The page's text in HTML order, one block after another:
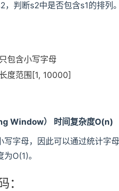
，判断s2中是否包含s1的排列
包含小写字母
度范围[1, 10000]
Window） 时间复杂度O(n)
写字母，因此可以通过统计字
O(1)。
：